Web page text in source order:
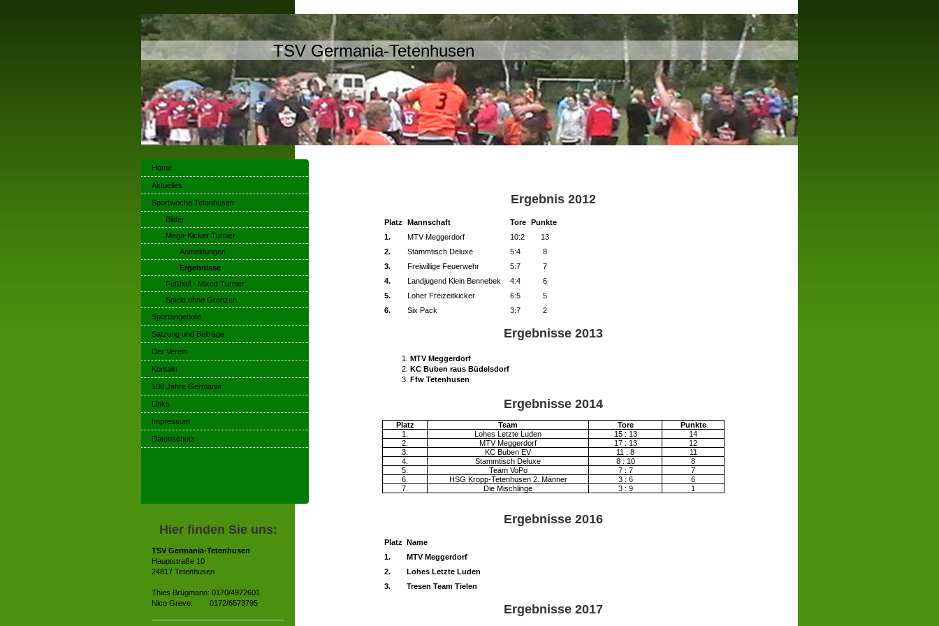
TSV Germania-Tetenhusen
Ergebnis 2012
Platz Mannschaft Tore Punkte
1.
MTV Meggerdorf 10:2
13
2.
Stammtisch Deluxe 5:4
8
3.
Freiwillige Feuerwehr 5:7
7
4.
Landjugend Klein Bennebek 4:4
6
5.
Loher Freizeitkicker 6:5
5
6.
Six Pack 3:7 2
Ergebnisse 2013
MTV Meggerdorf
KC Buben raus Büdelsdorf
Ffw Tetenhusen
Ergebnisse 2014
Platz Team Tore
Punkte
1.
Lohes Letzte Luden 15 : 13
14
2.
MTV Meggerdorf 17 : 13
12
3.
KC Buben EV 11 : 8
11
4.
Stammtisch Deluxe 8 : 10
8
5.
Team VoPo 7 : 7
7
6.
HSG Kropp-Tetenhusen 2. Männer 3 : 6
6
7.
Die Mischlinge 3 : 9 1
Ergebnisse 2016
Platz Name
1.
MTV Meggerdorf
2.
Lohes Letzte Luden
3.
Tresen Team Tielen
Ergebnisse 2017
Home
Aktuelles
Sportwoche Tetenhusen
Bilder
Mega-Kicker Turnier
Anmeldungen
Ergebnisse
Fußball - Mixed Turnier
Spiele ohne Grenzen
Sportangebote
Satzung und Beiträge
Der Verein
Kontakt
100 Jahre Germania
Links
Impressum
Datenschutz
Hier finden Sie uns:
TSV Germania-Tetenhusen
Hauptstraße 10
24817 Tetenhusen
Thies Brügmann: 0170/4972601
Nico Greve: 0172/6573795